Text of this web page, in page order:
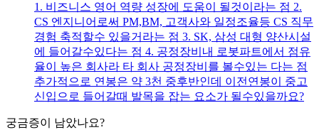
1. 비즈니스 영어 역량 성장에 도움이 될것이라는 점 2.
CS 엔지니어로써 PM,BM, 고객사와 일정조율등 CS 직무
경험 축적할수 있을거라는 점 3. SK, 삼성 대형 양산시설
에 들어갈수있다는 점 4. 공정장비내 로봇파트에서 점유
율이 높은 회사라 타 회사 공정장비를 볼수있는 다는 점
추가적으로 연봉은 약 3천 중후반인데 이전연봉이 중고
신입으로 들어갈때 발목을 잡는 요소가 될수있을까요?
궁금증이 남았나요?